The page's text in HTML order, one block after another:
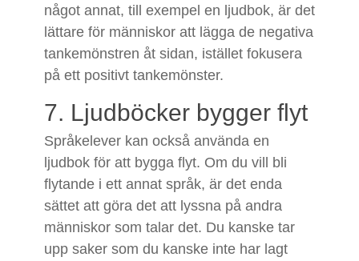
något annat, till exempel en ljudbok, är det
lättare för människor att lägga de negativa
tankemönstren åt sidan, istället fokusera
på ett positivt tankemönster.
7. Ljudböcker bygger flyt
Språkelever kan också använda en
ljudbok för att bygga flyt. Om du vill bli
flytande i ett annat språk, är det enda
sättet att göra det att lyssna på andra
människor som talar det. Du kanske tar
upp saker som du kanske inte har lagt